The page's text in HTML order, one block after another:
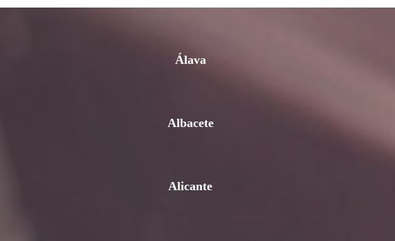
Álava
Albacete
Alicante